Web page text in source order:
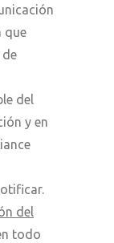
que
del
y en
del
todo